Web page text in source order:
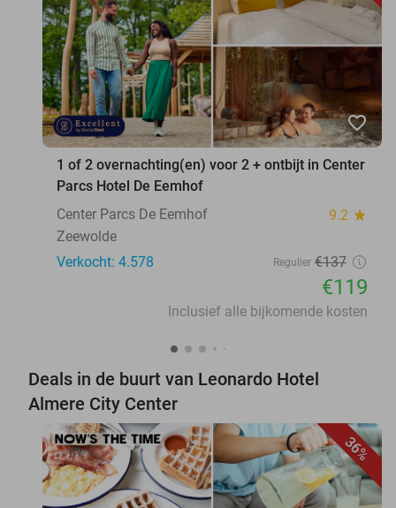
favorite_border
1 of 2 overnachting(en) voor 2 + ontbijt in Center
Parcs Hotel De Eemhof
Center Parcs De Eemhof
9.2 star
Zeewolde
Verkocht: 4.578
Regulier €137
€119
Inclusief alle bijkomende kosten
Deals in de buurt van Leonardo Hotel
Almere City Center
36%